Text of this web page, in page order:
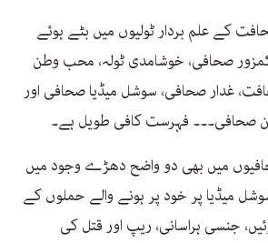
کے علم بردار ٹولیوں میں بٹے ہوئے
صحافی، خوشامدی ٹولہ، محب وطن
غدار صحافی، سوشل میڈیا صحافی اور
صحافی۔۔۔ فہرست کافی طویل ہے۔
میں بھی دو واضح دھڑے وجود میں
میڈیا پر خود پر ہونے والے حملوں کے
جنسی ہراسانی، ریپ اور قتل کی